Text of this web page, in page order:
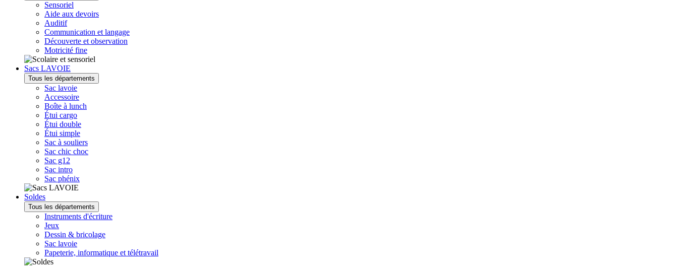
Sensoriel
Aide aux devoirs
Auditif
Communication et langage
Découverte et observation
Motricité fine
Sacs LAVOIE
Tous les départements
Sac lavoie
Accessoire
Boîte à lunch
Étui cargo
Étui double
Étui simple
Sac à souliers
Sac chic choc
Sac g12
Sac intro
Sac phénix
Soldes
Tous les départements
Instruments d'écriture
Jeux
Dessin & bricolage
Sac lavoie
Papeterie, informatique et télétravail